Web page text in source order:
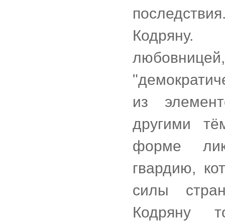
Кодряну.
из
другими
форме
гвардию,
силы
Кодряну